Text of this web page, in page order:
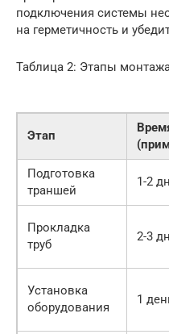
подключения системы
на герметичность и
Таблица 2: Этапы
Этап
Подготовка
траншей
1-2
Прокладка
труб
2-3
Установка
оборудования
1